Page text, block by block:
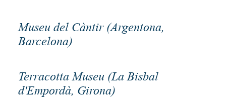
Museu del Càntir (Argentona,
Barcelona)
Terracotta Museu (La Bisbal
d'Empordà, Girona)